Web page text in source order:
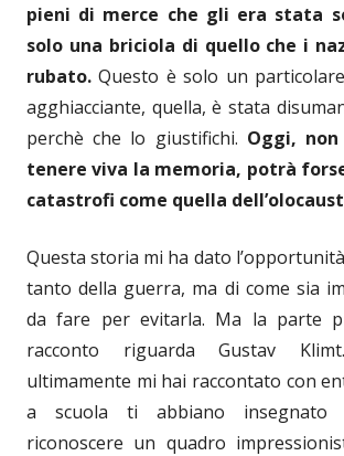
pieni di merce che gli era stata
solo una briciola di quello che i
rubato. Questo è solo un
agghiacciante, quella, è stata
perchè che lo giustifichi. Oggi,
tenere viva la memoria, potrà
catastrofi come quella
Questa storia mi ha dato
tanto della guerra, ma di come sia
da fare per evitarla. Ma la parte
racconto riguarda Gustav
ultimamente mi hai raccontato con
a scuola ti abbiano
riconoscere un quadro